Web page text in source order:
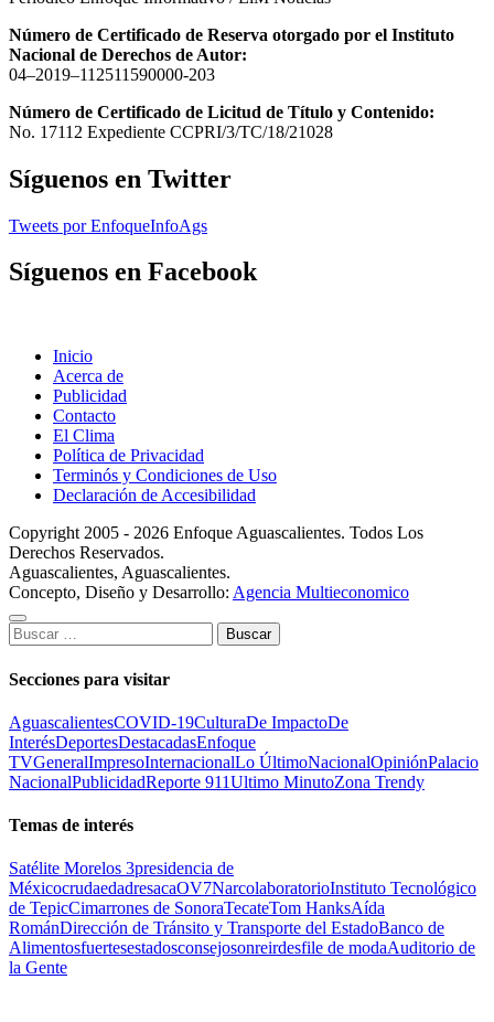
Número de Certificado de Reserva otorgado por el Instituto
Nacional de Derechos de Autor:
04–2019–112511590000-203
Número de Certificado de Licitud de Título y Contenido:
No. 17112 Expediente CCPRI/3/TC/18/21028
Síguenos en Twitter
Tweets por EnfoqueInfoAgs
Síguenos en Facebook
Inicio
Acerca de
Publicidad
Contacto
El Clima
Política de Privacidad
Terminós y Condiciones de Uso
Declaración de Accesibilidad
Copyright 2005 - 2026 Enfoque Aguascalientes. Todos Los
Derechos Reservados.
Aguascalientes, Aguascalientes.
Concepto, Diseño y Desarrollo: Agencia Multieconomico
Buscar:
Secciones para visitar
AguascalientesCOVID-19CulturaDe ImpactoDe
InterésDeportesDestacadasEnfoque
TVGeneralImpresoInternacionalLo ÚltimoNacionalOpiniónPalacio
NacionalPublicidadReporte 911Ultimo MinutoZona Trendy
Temas de interés
Satélite Morelos 3presidencia de
MéxicocrudaedadresacaOV7NarcolaboratorioInstituto Tecnológico
de TepicCimarrones de SonoraTecateTom HanksAída
RománDirección de Tránsito y Transporte del EstadoBanco de
Alimentosfuertesestadosconsejosonreirdesfile de modaAuditorio de
la Gente